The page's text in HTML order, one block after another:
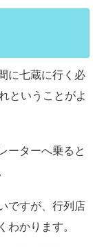
に七蔵に行く必
ということがよ
ーターへ乗ると
ですが、行列店
わかります。